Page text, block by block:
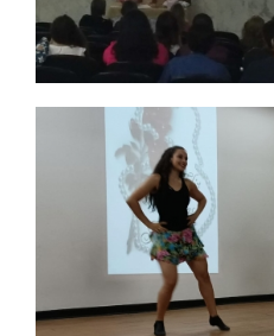
TCC
REGIMENTOS
REGULAMENTOS
PPC